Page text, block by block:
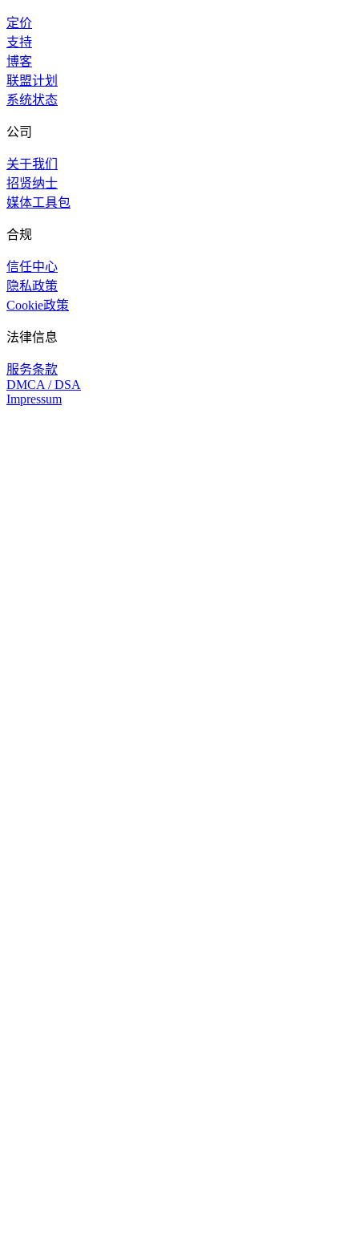
定价
支持
博客
联盟计划
系统状态
公司
关于我们
招贤纳士
媒体工具包
合规
信任中心
隐私政策
Cookie政策
法律信息
服务条款
DMCA / DSA
Impressum